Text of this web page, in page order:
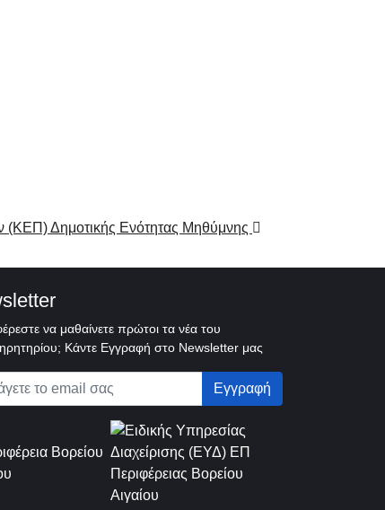
(ΚΕΠ) Δημοτικής Ενότητας Μηθύμνης
να μαθαίνετε πρώτοι τα νέα του
Κάντε Εγγραφή στο Newsletter μας